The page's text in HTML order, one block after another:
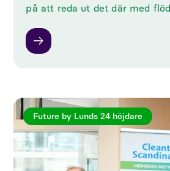
på att reda ut det där med
Future by Lunds 24 höjdare